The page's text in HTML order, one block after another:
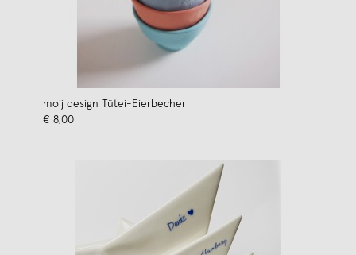
moij design Tütei-Eierbecher
€ 8,00